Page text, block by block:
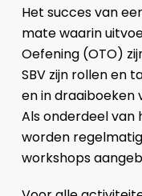
Het succes van
mate waarin
Oefening (OTO)
SBV zijn rollen en
en in draaiboeken
Als onderdeel
worden
workshops